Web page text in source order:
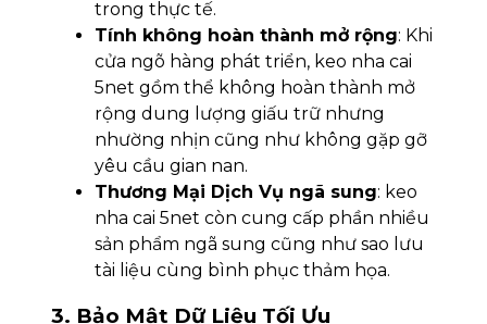
trong thực tế.
Tính không hoàn thành mở rộng: Khi
cửa ngõ hàng phát triển, keo nha cai
5net gồm thể không hoàn thành mở
rộng dung lượng giấu trữ nhưng
nhường nhịn cũng như không gặp gỡ
yêu cầu gian nan.
Thương Mại Dịch Vụ ngã sung: keo
nha cai 5net còn cung cấp phần nhiều
sản phẩm ngã sung cũng như sao lưu
tài liệu cùng bình phục thảm họa.
3. Bảo Mật Dữ Liệu Tối Ưu